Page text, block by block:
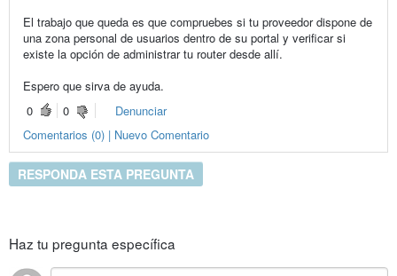
El trabajo que queda es que compruebes si tu proveedor dispone de
una zona personal de usuarios dentro de su portal y verificar si
existe la opción de administrar tu router desde allí.
Espero que sirva de ayuda.
0
0
Denunciar
Comentarios (0) | Nuevo Comentario
RESPONDA ESTA PREGUNTA
Haz tu pregunta específica